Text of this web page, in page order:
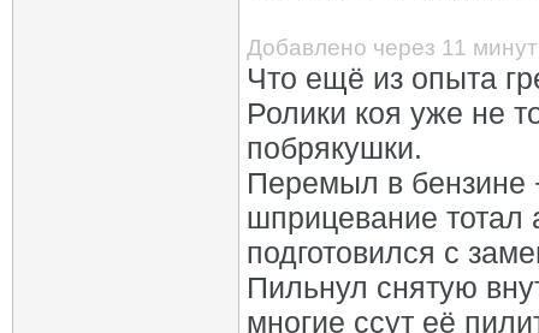
Добавлено через 11 минут
Что ещё из опыта
Ролики коя уже не
побрякушки.
Перемыл в бензине
шприцевание тотал
подготовился с
Пильнул снятую
многие ссут её